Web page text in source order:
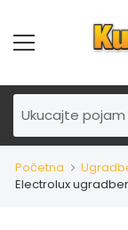
Početna
Electrolux